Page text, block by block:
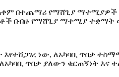
በተጨማሪ የማሸጊያ ማተሚያዎች
በብዙ የማሸጊያ ማተሚያ
ነው, ለአካባቢ ጥበቃ
ጥበቃ ያለውን ቁርጠኝነት እና